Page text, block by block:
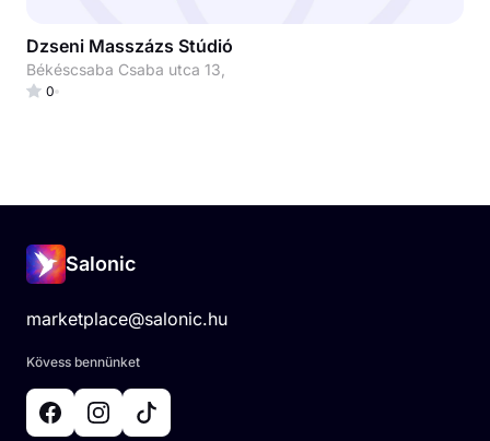
Dzseni Masszázs Stúdió
Békéscsaba Csaba utca 13,
0
Salonic
marketplace@salonic.hu
Kövess bennünket